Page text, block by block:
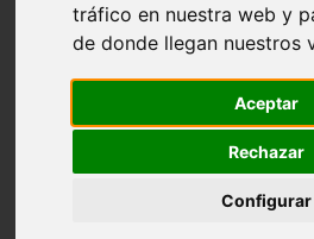
tráfico en nuestra web y
de donde llegan nuestros
Aceptar
Rechazar
Configurar
Los Rios De Color Purpura